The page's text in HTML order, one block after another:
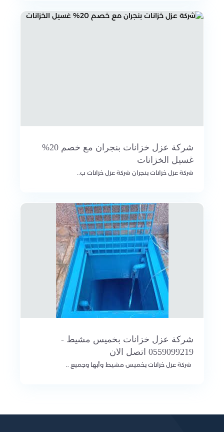
شركة عزل خزانات بنجران مع خصم 20%
غسيل الخزانات
شركة عزل خزانات بنجران شركة عزل خزانات ب..
شركة عزل خزانات بخميس مشيط -
0559099219 اتصل الان
شركة عزل خزانات بخميس مشيط وأبها وجميع ..